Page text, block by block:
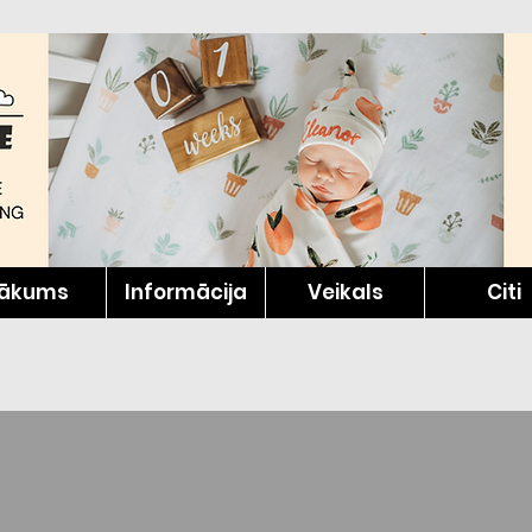
Informācija Veikals Citi